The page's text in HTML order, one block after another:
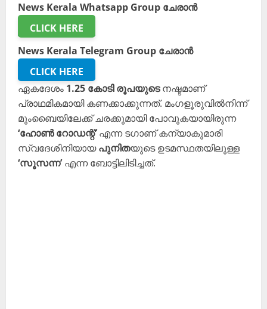
News Kerala Whatsapp Group ചേരാൻ
CLICK HERE
News Kerala Telegram Group ചേരാൻ
CLICK HERE
ഏകദേശം 1.25 കോടി രൂപയുടെനഷ്ടമാണ്
പ്രാഥമികമായി കണക്കാക്കുന്നത്. മംഗളൂരുവിൽനിന്ന്
മുംബൈയിലേക്ക് ചരക്കുമായി പോവുകയായിരുന്ന
‘ഹോൺ റോഡന്റ്’എന്ന ടഗാണ് കന്യാകുമാരി
സ്വദേശിനിയായപുനിതയുടെ ഉടമസ്ഥതയിലുള്ള
‘സൂസന്ന’എന്ന ബോട്ടിലിടിച്ചത്.